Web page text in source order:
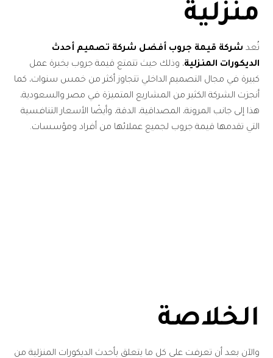
منزلية
تُعد شركة قيمة جروب أفضل شركة تصميم أحدث
الديكورات المنزلية، وذلك حيث تتمتع قيمة جروب بخبرة عمل
كبيرة في مجال التصميم الداخلي تتجاوز أكثر من خمس سنوات، كما
أنجزت الشركة الكثير من المشاريع المتميزة في مصر والسعودية،
هذا إلى جانب المرونة، المصداقية، الدقة، وأيضًا الأسعار التنافسية
التي تقدمها قيمة جروب لجميع عملائها من أفراد ومؤسسات.
الخلاصة
والآن بعد أن تعرفت على كل ما يتعلق بأحدث الديكورات المنزلية من